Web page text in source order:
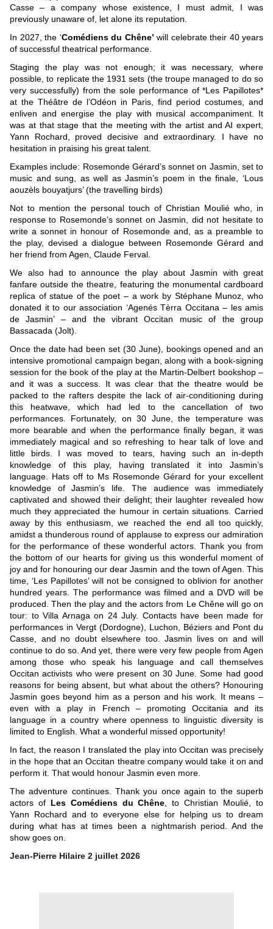
Casse – a company whose existence, I must admit, I was
previously unaware of, let alone its reputation.
In 2027, the ‘Comédiens du Chêne’ will celebrate their 40 years
of successful theatrical performance.
Staging the play was not enough; it was necessary, where
possible, to replicate the 1931 sets (the troupe managed to do so
very successfully) from the sole performance of *Les Papillotes*
at the Théâtre de l’Odéon in Paris, find period costumes, and
enliven and energise the play with musical accompaniment. It
was at that stage that the meeting with the artist and AI expert,
Yann Rochard, proved decisive and extraordinary. I have no
hesitation in praising his great talent.
Examples include: Rosemonde Gérard’s sonnet on Jasmin, set to
music and sung, as well as Jasmin’s poem in the finale, ‘Lous
aouzèls bouyatjurs’ (the travelling birds)
Not to mention the personal touch of Christian Moulié who, in
response to Rosemonde’s sonnet on Jasmin, did not hesitate to
write a sonnet in honour of Rosemonde and, as a preamble to
the play, devised a dialogue between Rosemonde Gérard and
her friend from Agen, Claude Ferval.
We also had to announce the play about Jasmin with great
fanfare outside the theatre, featuring the monumental cardboard
replica of statue of the poet – a work by Stéphane Munoz, who
donated it to our association ‘Agenés Tèrra Occitana – les amis
de Jasmin’ – and the vibrant Occitan music of the group
Bassacada (Jolt).
Once the date had been set (30 June), bookings opened and an
intensive promotional campaign began, along with a book-signing
session for the book of the play at the Martin-Delbert bookshop –
and it was a success. It was clear that the theatre would be
packed to the rafters despite the lack of air-conditioning during
this heatwave, which had led to the cancellation of two
performances. Fortunately, on 30 June, the temperature was
more bearable and when the performance finally began, it was
immediately magical and so refreshing to hear talk of love and
little birds. I was moved to tears, having such an in-depth
knowledge of this play, having translated it into Jasmin’s
language. Hats off to Ms Rosemonde Gérard for your excellent
knowledge of Jasmin’s life. The audience was immediately
captivated and showed their delight; their laughter revealed how
much they appreciated the humour in certain situations. Carried
away by this enthusiasm, we reached the end all too quickly,
amidst a thunderous round of applause to express our admiration
for the performance of these wonderful actors. Thank you from
the bottom of our hearts for giving us this wonderful moment of
joy and for honouring our dear Jasmin and the town of Agen. This
time, ‘Les Papillotes’ will not be consigned to oblivion for another
hundred years. The performance was filmed and a DVD will be
produced. Then the play and the actors from Le Chêne will go on
tour: to Villa Arnaga on 24 July. Contacts have been made for
performances in Vergt (Dordogne), Luchon, Béziers and Pont du
Casse, and no doubt elsewhere too. Jasmin lives on and will
continue to do so. And yet, there were very few people from Agen
among those who speak his language and call themselves
Occitan activists who were present on 30 June. Some had good
reasons for being absent, but what about the others? Honouring
Jasmin goes beyond him as a person and his work. It means –
even with a play in French – promoting Occitania and its
language in a country where openness to linguistic diversity is
limited to English. What a wonderful missed opportunity!
In fact, the reason I translated the play into Occitan was precisely
in the hope that an Occitan theatre company would take it on and
perform it. That would honour Jasmin even more.
The adventure continues. Thank you once again to the superb
actors of Les Comédiens du Chêne, to Christian Moulié, to
Yann Rochard and to everyone else for helping us to dream
during what has at times been a nightmarish period. And the
show goes on.
Jean-Pierre Hilaire 2 juillet 2026